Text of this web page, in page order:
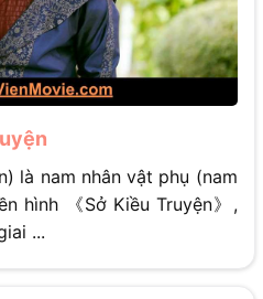
là nam nhân vật phụ (nam
hình 《Sở Kiều Truyện》,
...